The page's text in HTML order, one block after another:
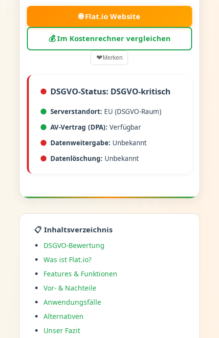
🌐 Flat.io Website
💰 Im Kostenrechner vergleichen
❤Merken
DSGVO-Status: DSGVO-kritisch
Serverstandort: EU (DSGVO-Raum)
AV-Vertrag (DPA): Verfügbar
Datenweitergabe: Unbekannt
Datenlöschung: Unbekannt
📋 Inhaltsverzeichnis
DSGVO-Bewertung
Was ist Flat.io?
Features & Funktionen
Vor- & Nachteile
Anwendungsfälle
Alternativen
Unser Fazit